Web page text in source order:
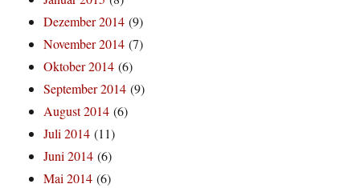
Dezember 2014 (9)
November 2014 (7)
Oktober 2014 (6)
September 2014 (9)
August 2014 (6)
Juli 2014 (11)
Juni 2014 (6)
Mai 2014 (6)